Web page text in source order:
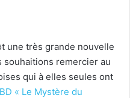
une très grande nouvelle
souhaitions remercier au
qui à elles seules ont
BD « Le Mystère du